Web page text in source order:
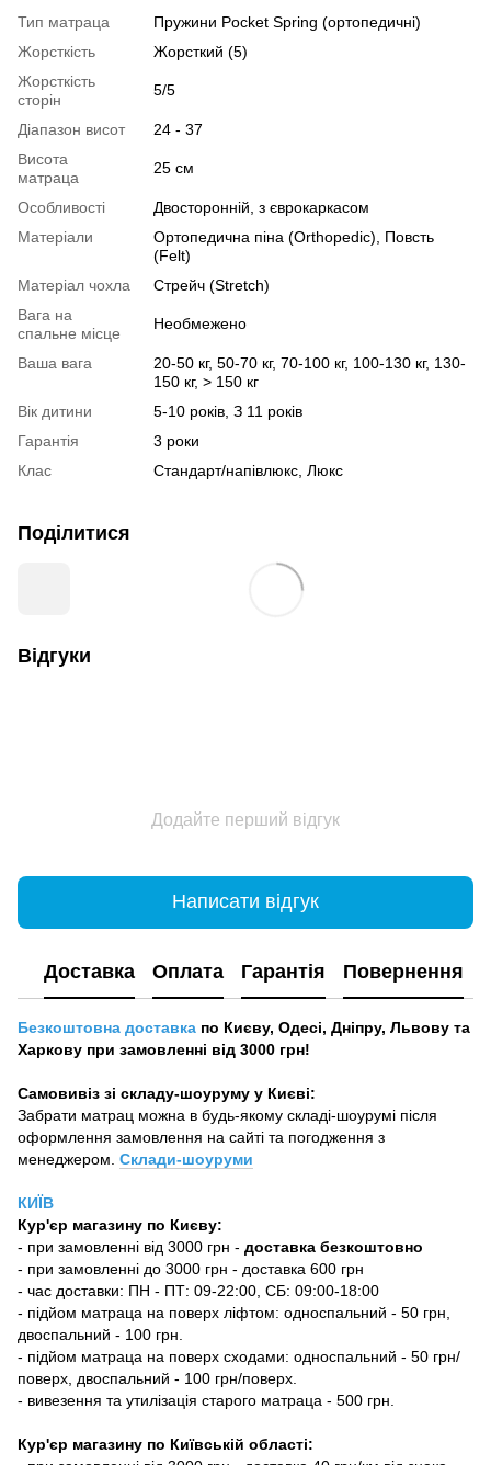
Тип матраца
Пружини Pocket Spring (ортопедичні)
Жорсткість
Жорсткий (5)
Жорсткість
сторін
5/5
Діапазон висот
24 - 37
Висота
матраца
25 см
Особливості
Двосторонній, з єврокаркасом
Матеріали
Ортопедична піна (Orthopedic), Повсть
(Felt)
Матеріал чохла
Стрейч (Stretch)
Вага на
спальне місце
Необмежено
Ваша вага
20-50 кг, 50-70 кг, 70-100 кг, 100-130 кг, 130-
150 кг, > 150 кг
Вік дитини
5-10 років, З 11 років
Гарантія
3 роки
Клас
Стандарт/напівлюкс, Люкс
Поділитися
Відгуки
Додайте перший відгук
Написати відгук
Доставка Оплата Гарантія Повернення
Безкоштовна доставка по Києву, Одесі, Дніпру, Львову та
Харкову при замовленні від 3000 грн!
Самовивіз зі складу-шоуруму у Києві:
Забрати матрац можна в будь-якому складі-шоурумі після
оформлення замовлення на сайті та погодження з
менеджером. Склади-шоуруми
КИЇВ
Кур'єр магазину по Києву:
- при замовленні від 3000 грн - доставка безкоштовно
- при замовленні до 3000 грн - доставка 600 грн
- час доставки: ПН - ПТ: 09-22:00, СБ: 09:00-18:00
- підйом матраца на поверх ліфтом: односпальний - 50 грн,
двоспальний - 100 грн.
- підйом матраца на поверх сходами: односпальний - 50 грн/
поверх, двоспальний - 100 грн/поверх.
- вивезення та утилізація старого матраца - 500 грн.
Кур'єр магазину по Київській області: